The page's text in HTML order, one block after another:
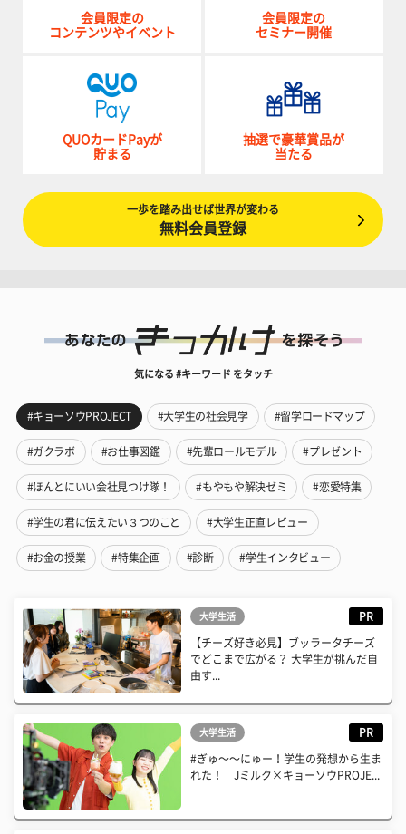
会員限定の
コンテンツやイベント
会員限定の
セミナー開催
QUOカードPayが
貯まる
抽選で豪華賞品が
当たる
一歩を踏み出せば世界が変わる
無料会員登録
気になる #キーワード をタッチ
#キョーソウPROJECT #大学生の社会見学 #留学ロードマップ
#ガクラボ #お仕事図鑑 #先輩ロールモデル #プレゼント
#ほんとにいい会社見つけ隊！ #もやもや解決ゼミ #恋愛特集
#学生の君に伝えたい３つのこと #大学生正直レビュー
#お金の授業 #特集企画 #診断 #学生インタビュー
大学生活 PR
【チーズ好き必見】ブッラータチーズ
でどこまで広がる？ 大学生が挑んだ自
由す...
大学生活 PR
#ぎゅ〜〜にゅー！学生の発想から生ま
れた！ Jミルク×キョーソウPROJE...